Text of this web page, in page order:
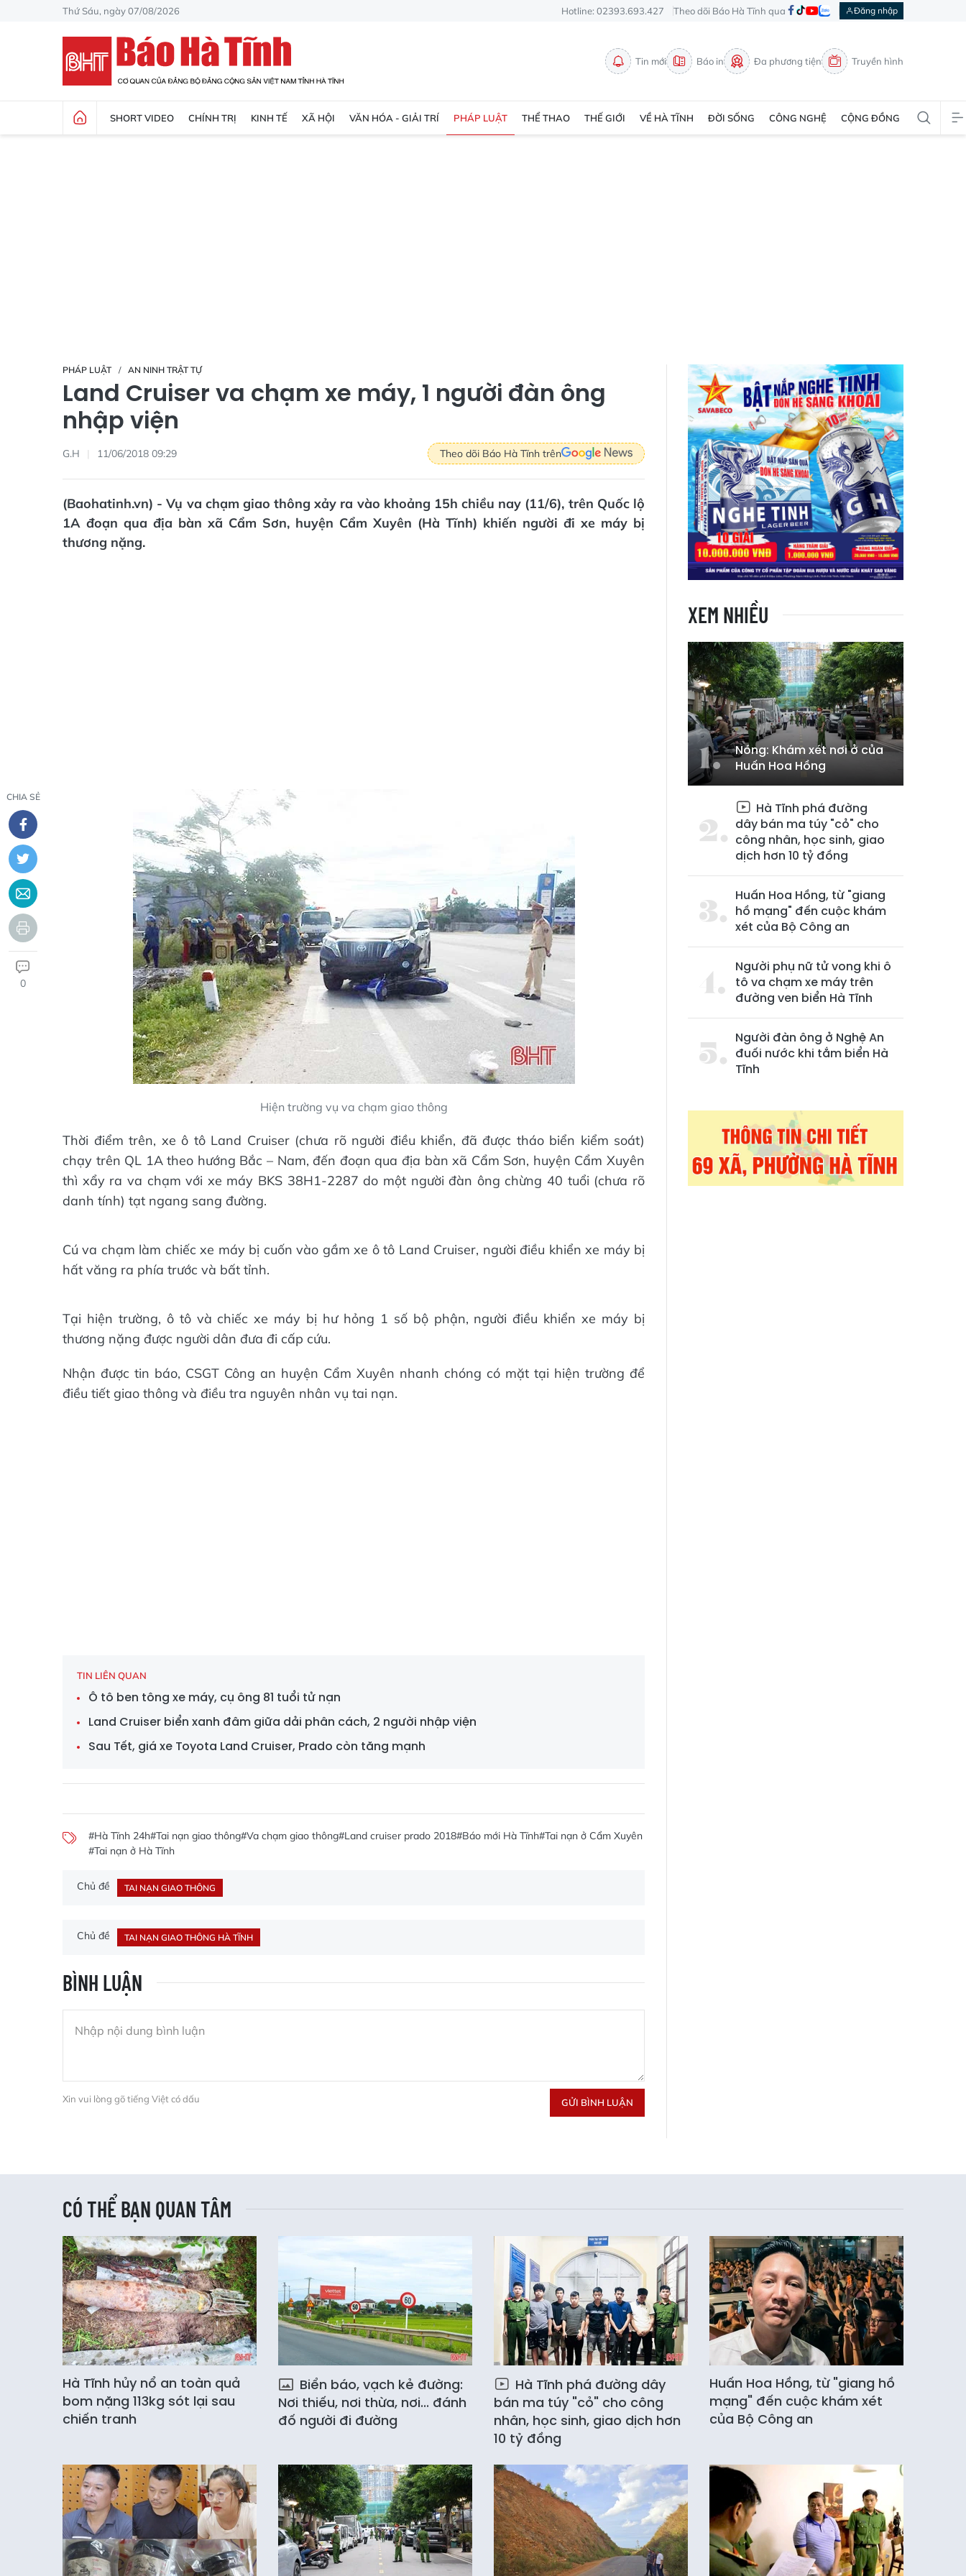
Thứ Sáu, ngày 07/08/2026 Hotline: 02393.693.427 Theo dõi Báo Hà Tĩnh qua Đăng nhập
Tin mới Báo in Đa phương tiện Truyền hình
SHORT VIDEO CHÍNH TRỊ KINH TẾ XÃ HỘI VĂN HÓA - GIẢI TRÍ PHÁP LUẬT THỂ THAO THẾ GIỚI VỀ HÀ TĨNH ĐỜI SỐNG CÔNG NGHỆ CỘNG ĐỒNG
PHÁP LUẬT AN NINH TRẬT TỰ
Land Cruiser va chạm xe máy, 1 người đàn ông
nhập viện
G.H 11/06/2018 09:29 Theo dõi Báo Hà Tĩnh trên
(Baohatinh.vn) - Vụ va chạm giao thông xảy ra vào khoảng 15h chiều nay (11/6), trên Quốc lộ
1A đoạn qua địa bàn xã Cẩm Sơn, huyện Cẩm Xuyên (Hà Tĩnh) khiến người đi xe máy bị
thương nặng.
CHIA SẺ
0
Hiện trường vụ va chạm giao thông
Thời điểm trên, xe ô tô Land Cruiser (chưa rõ người điều khiển, đã được tháo biển kiểm soát)
chạy trên QL 1A theo hướng Bắc – Nam, đến đoạn qua địa bàn xã Cẩm Sơn, huyện Cẩm Xuyên
thì xẩy ra va chạm với xe máy BKS 38H1-2287 do một người đàn ông chừng 40 tuổi (chưa rõ
danh tính) tạt ngang sang đường.
Cú va chạm làm chiếc xe máy bị cuốn vào gầm xe ô tô Land Cruiser, người điều khiển xe máy bị
hất văng ra phía trước và bất tỉnh.
Tại hiện trường, ô tô và chiếc xe máy bị hư hỏng 1 số bộ phận, người điều khiển xe máy bị
thương nặng được người dân đưa đi cấp cứu.
Nhận được tin báo, CSGT Công an huyện Cẩm Xuyên nhanh chóng có mặt tại hiện trường để
điều tiết giao thông và điều tra nguyên nhân vụ tai nạn.
TIN LIÊN QUAN
Ô tô ben tông xe máy, cụ ông 81 tuổi tử nạn
Land Cruiser biển xanh đâm giữa dải phân cách, 2 người nhập viện
Sau Tết, giá xe Toyota Land Cruiser, Prado còn tăng mạnh
#Hà Tĩnh 24h#Tai nạn giao thông#Va chạm giao thông#Land cruiser prado 2018#Báo mới Hà Tĩnh#Tai nạn ở Cẩm Xuyên
#Tai nạn ở Hà Tĩnh
Chủ đề TAI NẠN GIAO THÔNG
Chủ đề TAI NẠN GIAO THÔNG HÀ TĨNH
BÌNH LUẬN
Xin vui lòng gõ tiếng Việt có dấu GỬI BÌNH LUẬN
XEM NHIỀU
Nóng: Khám xét nơi ở của
Huấn Hoa Hồng
Hà Tĩnh phá đường
dây bán ma túy "cỏ" cho
công nhân, học sinh, giao
dịch hơn 10 tỷ đồng
Huấn Hoa Hồng, từ "giang
hồ mạng" đến cuộc khám
xét của Bộ Công an
Người phụ nữ tử vong khi ô
tô va chạm xe máy trên
đường ven biển Hà Tĩnh
Người đàn ông ở Nghệ An
đuối nước khi tắm biển Hà
Tĩnh
CÓ THỂ BẠN QUAN TÂM
Hà Tĩnh hủy nổ an toàn quả
bom nặng 113kg sót lại sau
chiến tranh
Biển báo, vạch kẻ đường:
Nơi thiếu, nơi thừa, nơi... đánh
đố người đi đường
Hà Tĩnh phá đường dây
bán ma túy "cỏ" cho công
nhân, học sinh, giao dịch hơn
10 tỷ đồng
Huấn Hoa Hồng, từ "giang hồ
mạng" đến cuộc khám xét
của Bộ Công an